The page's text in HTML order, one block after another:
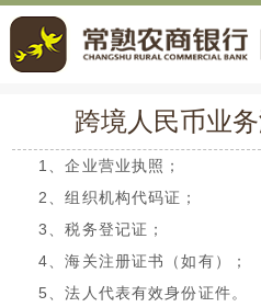
跨境人民币业
1
、企业营业执照；
2
、组织机构代码证；
3
、税务登记证；
4 、海关注册证书（如有）；
5
、法人代表有效身份证件。